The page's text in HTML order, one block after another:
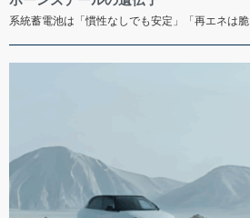
系統蓄電池は「慣性なしでも安定」「再エネは脆